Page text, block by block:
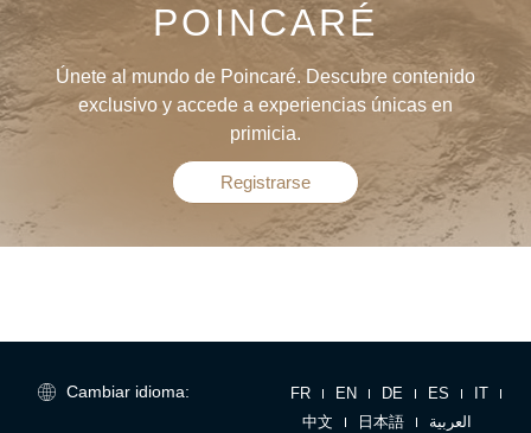
POINCARÉ
Únete al mundo de Poincaré. Descubre contenido
exclusivo y accede a experiencias únicas en
primicia.
Registrarse
Cambiar idioma: FR EN DE ES
IT
中文
日本語 العربية